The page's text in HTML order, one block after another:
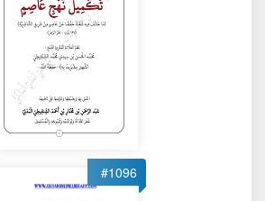
#1096